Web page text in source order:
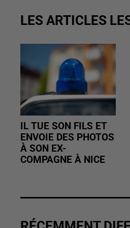
LES ARTICLES
IL TUE SON FILS ET
ENVOIE DES PHOTOS
À SON EX-
COMPAGNE À NICE